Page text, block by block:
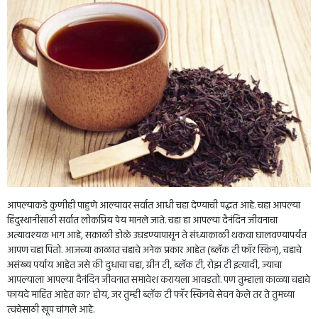
आपल्याकडे कुणीही पाहुणे आल्यावर सर्वात आधी चहा देण्याची पद्धत आहे. चहा आपल्या
हिंदुस्थानींसाठी सर्वात लोकप्रिय पेय मानले जाते. चहा हा आपल्या दैनंदिन जीवनाचा
अत्यावश्यक भाग आहे, सकाळी डोळे उघडण्यापासून ते संध्याकाळी थकवा घालवण्यापर्यंत
आपण चहा पितो. आजच्या काळात चहाचे अनेक प्रकार आहेत (ब्लॅक टी फॉर स्किन), चहाचे
असंख्य पर्याय आहेत जसे की दुधाचा चहा, ग्रीन टी, ब्लॅक टी, रोझ टी इत्यादी, ज्याचा
आपल्याला आपल्या दैनंदिन जीवनात समावेश करायला आवडतो. पण तुम्हाला काळ्या चहाचे
फायदे माहित आहेत का? होय, जर तुम्ही ब्लॅक टी फॉर स्किनचे सेवन केले तर ते तुमच्या
त्वचेसाठी खूप चांगले आहे.